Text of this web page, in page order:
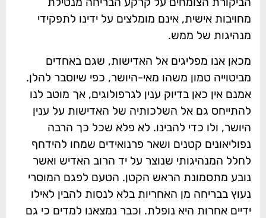
מחויבות אישית, אינם מומלצים על ידינו לתפקידי
מנהיגות של ממש.
מכאן אנו מפליגים אל האדישות, שגם באחדים
מביטוייה טמון משהו מאי-היושר, כפי שיוסבר להלן.
אמנם אין כאן בדיוק ענין לגרפולוגים, אך מוטב לנו
להתייחס גם אל השלכותיה של האדישות על ענין
היושר, ולו כדי להבינו. לא פלא שכל כך הרבה
נפוליאונים קטנים ושאר פרנואידים שמחו להידחף
לחלל המנהיגותי שנוצר על יד הרוב האדיש ואשר
נובע מתסמונת הראש הקטן. הטעם לפגם המוסרי
נעוץ בבריחה מן האחריות בלא לנסות להבין לאילו
ידיים אחרות היא נופלת. וכבר נמצאנו למדים כי גם